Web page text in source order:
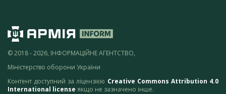
© 2018 - 2026, ІНФОРМАЦІЙНЕ АГЕНТСТВО,
Міністерство оборони України
Контент доступний за ліцензією Creative Commons Attribution 4.0
International license якщо не зазначено інше.